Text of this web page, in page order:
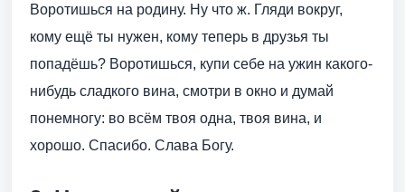
Воротишься на родину. Ну что ж. Гляди вокруг,
кому ещё ты нужен, кому теперь в друзья ты
попадёшь? Воротишься, купи себе на ужин какого-
нибудь сладкого вина, смотри в окно и думай
понемногу: во всём твоя одна, твоя вина, и
хорошо. Спасибо. Слава Богу.